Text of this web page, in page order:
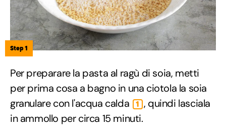
Step 1
Per preparare la pasta al ragù di soia, metti
per prima cosa a bagno in una ciotola la soia
granulare con l'acqua calda
1 , quindi lasciala
in ammollo per circa 15 minuti.